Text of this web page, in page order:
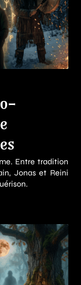
Entre tradition
Jonas et Reini